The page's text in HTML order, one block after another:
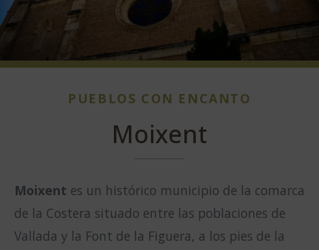
PUEBLOS CON ENCANTO
Moixent
Moixent es un histórico municipio de la comarca
de la Costera situado entre las poblaciones de
Vallada y la Font de la Figuera, a los pies de la